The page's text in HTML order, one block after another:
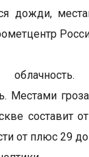
дожди,
облачность.
Местами
составит
от плюс 29